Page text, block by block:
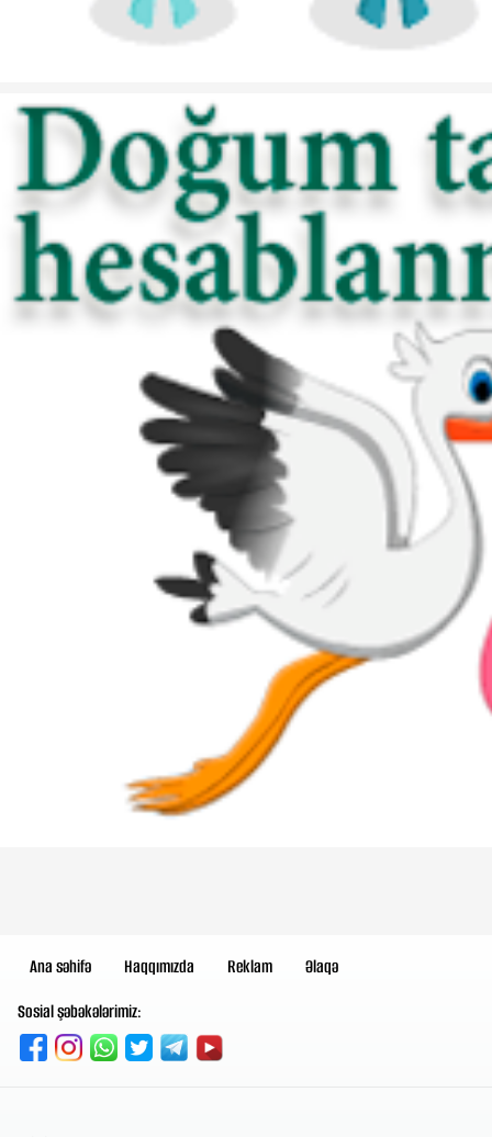
Ana səhifə Haqqımızda Reklam
Əlaqə
Sosial şəbəkələrimiz: